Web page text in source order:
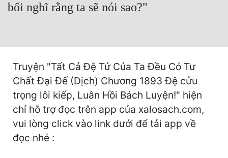
Học Đường
Khoa Huyễn Không Gian
Kinh Dị
Kỳ Huyễn
Kỳ Ảo
bối nghĩ rằng ta sẽ nói sao?"
Truyện "Tất Cả Đệ Tử Của Ta Đều Có Tư
Chất Đại Đế (Dịch) Chương 1893 Đệ cửu
trọng lôi kiếp, Luân Hồi Bách Luyện!" hiện
chỉ hỗ trợ đọc trên app của xalosach.com,
vui lòng click vào link dưới để tải app về
đọc nhé :